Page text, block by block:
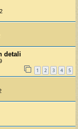
detali
1 2 3 4 5